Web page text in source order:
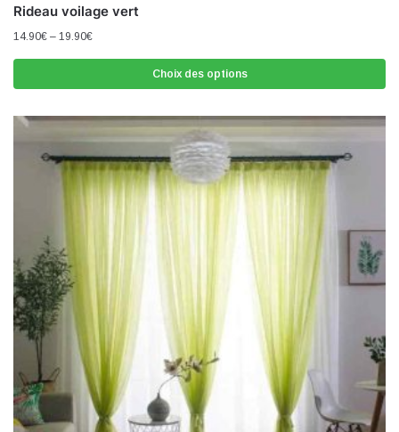
Rideau voilage vert
14.90€ – 19.90€
Choix des options